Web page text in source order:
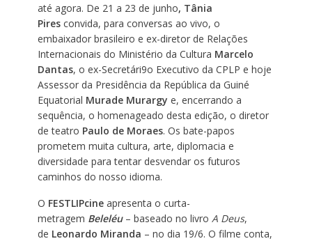
até agora. De 21 a 23 de junho, Tânia
Piresconvida, para conversas ao vivo, o
embaixador brasileiro e ex-diretor de Relações
Internacionais do Ministério da Cultura Marcelo
Dantas, o ex-Secretári9o Executivo da CPLP e hoje
Assessor da Presidência da República da Guiné
Equatorial Murade Murargy e, encerrando a
sequência, o homenageado desta edição, o diretor
de teatro Paulo de Moraes. Os bate-papos
prometem muita cultura, arte, diplomacia e
diversidade para tentar desvendar os futuros
caminhos do nosso idioma.
O FESTLIPcineapresenta o curta-
metragem Beleléu– baseado no livro A Deus,
de Leonardo Miranda – no dia 19/6. O filme conta,